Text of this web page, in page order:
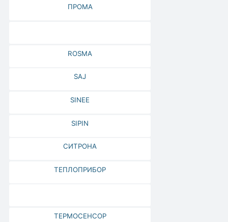
ПРОМА
ROSMA
SAJ
SINEE
SIPIN
СИТРОНА
ТЕПЛОПРИБОР
ТЕРМОСЕНСОР